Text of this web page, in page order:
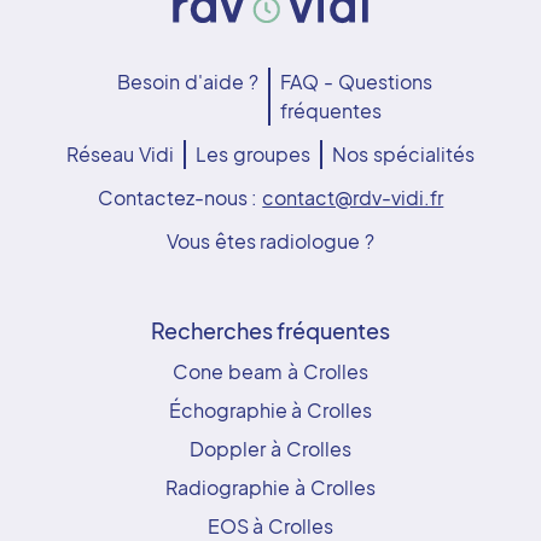
Besoin d'aide ?
FAQ - Questions
fréquentes
Réseau Vidi
Les groupes
Nos spécialités
Contactez-nous : contact@rdv-vidi.fr
Vous êtes radiologue ?
Recherches fréquentes
Cone beam à Crolles
Échographie à Crolles
Doppler à Crolles
Radiographie à Crolles
EOS à Crolles